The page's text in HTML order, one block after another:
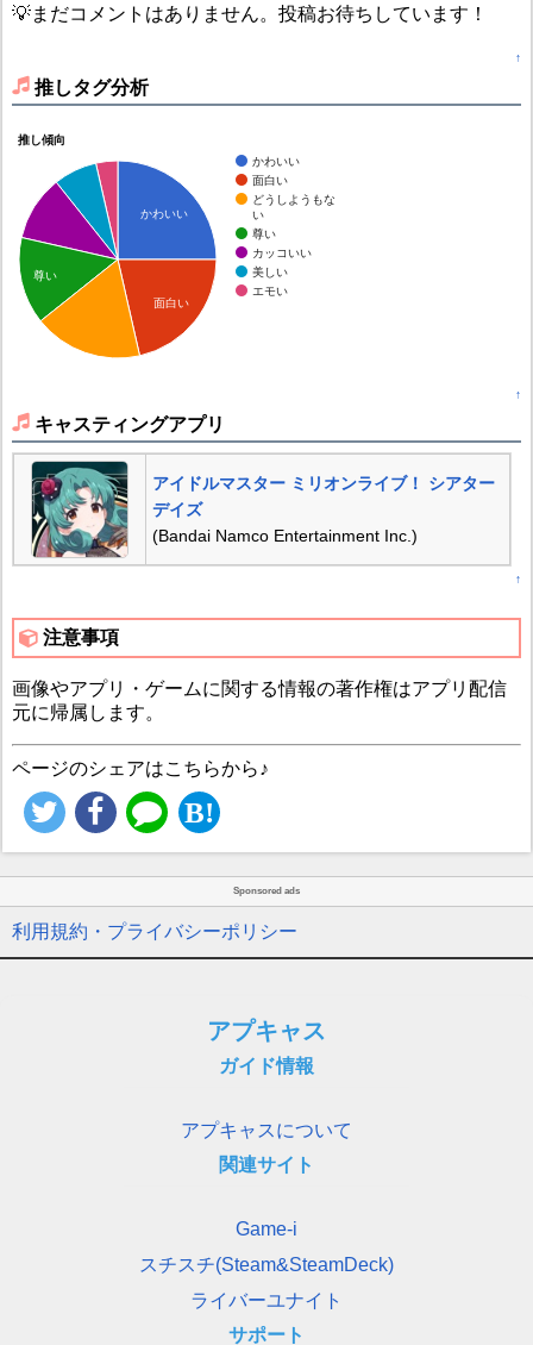
💡まだコメントはありません。投稿お待ちしています！
↑
推しタグ分析
推し傾向
かわいい
面白い
どうしようもな
い
尊い
カッコいい
美しい
エモい
かわいい
面白い
尊い
↑
キャスティングアプリ
アイドルマスター ミリオンライブ！ シアター
デイズ
(Bandai Namco Entertainment Inc.)
↑
注意事項
画像やアプリ・ゲームに関する情報の著作権はアプリ配信
元に帰属します。
ページのシェアはこちらから♪
Sponsored ads
利用規約・プライバシーポリシー
アプキャス
ガイド情報
アプキャスについて
関連サイト
Game-i
スチスチ(Steam&SteamDeck)
ライバーユナイト
サポート